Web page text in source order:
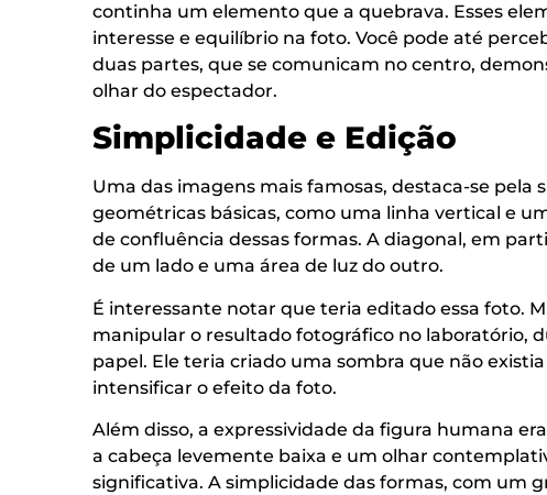
continha um elemento que a quebrava. Esses
interesse e equilíbrio na foto. Você pode até
duas partes, que se comunicam no centro,
olhar do espectador.
Simplicidade e Edição
Uma das imagens mais famosas, destaca-se
geométricas básicas, como uma linha vertical e
de confluência dessas formas. A diagonal, em
de um lado e uma área de luz do outro.
É interessante notar que teria editado essa foto.
manipular o resultado fotográfico no laboratório,
papel. Ele teria criado uma sombra que não
intensificar o efeito da foto.
Além disso, a expressividade da figura humana
a cabeça levemente baixa e um olhar
significativa. A simplicidade das formas, com um